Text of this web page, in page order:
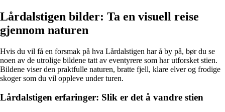
Lårdalstigen bilder: Ta en visuell reise
gjennom naturen
Hvis du vil få en forsmak på hva Lårdalstigen har å by på, bør du se
noen av de utrolige bildene tatt av eventyrere som har utforsket stien.
Bildene viser den praktfulle naturen, bratte fjell, klare elver og frodige
skoger som du vil oppleve under turen.
Lårdalstigen erfaringer: Slik er det å vandre stien